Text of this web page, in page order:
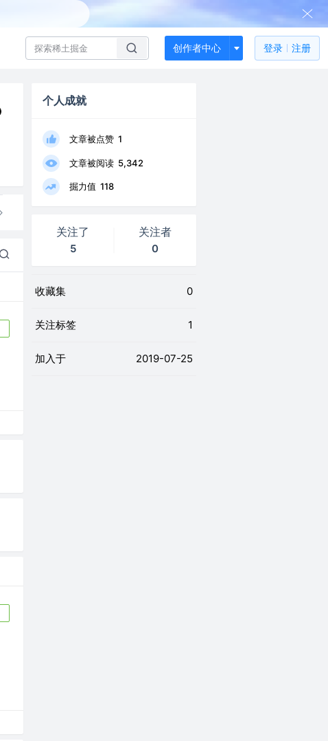
创作者中心 登录 注册
个人成就
文章被点赞 1
文章被阅读 5,342
掘力值 118
关注了
5
关注者
0
收藏集 0
关注标签 1
加入于 2019-07-25